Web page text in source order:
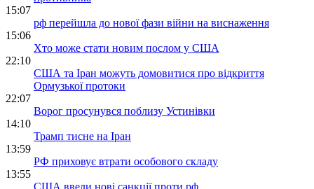
15:07
рф перейшла до нової фази війни на виснаження
15:06
Хто може стати новим послом у США
22:10
США та Іран можуть домовитися про відкриття
Ормузької протоки
22:07
Ворог просунувся поблизу Устинівки
14:10
Трамп тисне на Іран
13:59
РФ приховує втрати особового складу
13:55